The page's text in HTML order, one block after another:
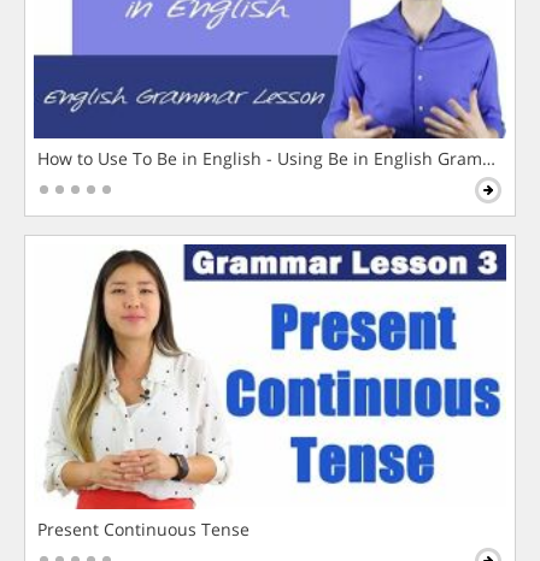
How to Use To Be in English - Using Be in English Grammar
Present Continuous Tense